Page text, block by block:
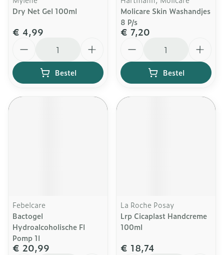
Dry Net Gel 100ml
€ 4,99
Bestel
Molicare Skin Washandjes
8 P/s
€ 7,20
Bestel
Febelcare
Bactogel
Hydroalcoholische Fl
Pomp 1l
€ 20,99
La Roche Posay
Lrp Cicaplast Handcreme
100ml
€ 18,74